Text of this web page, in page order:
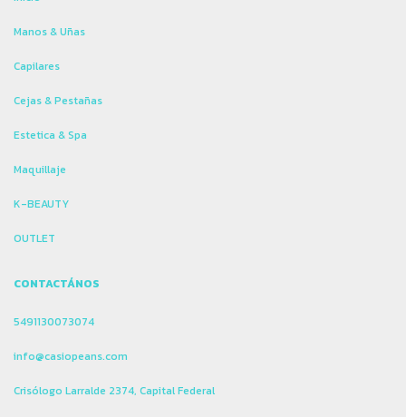
Manos & Uñas
Capilares
Cejas & Pestañas
Estetica & Spa
Maquillaje
K-BEAUTY
OUTLET
CONTACTÁNOS
5491130073074
info@casiopeans.com
Crisólogo Larralde 2374, Capital Federal